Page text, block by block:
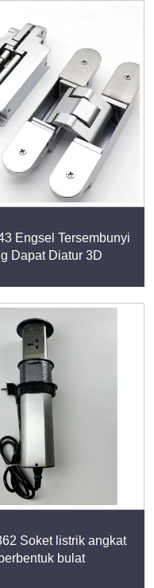
Engsel Tersembunyi
Dapat Diatur 3D
Soket listrik angkat
berbentuk bulat